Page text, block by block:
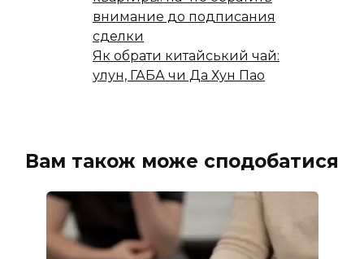
внимание до подписания
сделки
Як обрати китайський чай:
улун, ГАБА чи Да Хун Пао
Вам також може сподобатися